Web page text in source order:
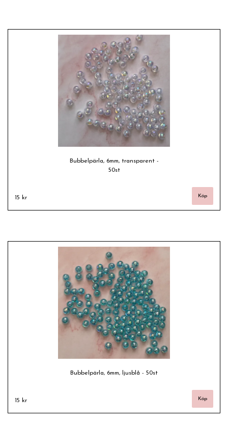
Bubbelpärla, 6mm, transparent -
50st
15 kr
Bubbelpärla, 6mm, ljusblå - 50st
15 kr